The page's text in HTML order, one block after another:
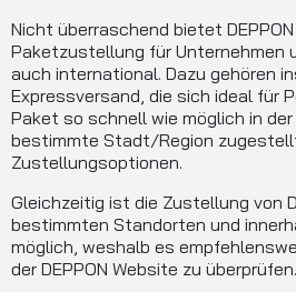
Nicht überraschend bietet
Paketzustellung für Unternehmen
auch international. Dazu gehören
Expressversand, die sich ideal für
Paket so schnell wie möglich in
bestimmte Stadt/Region
Zustellungsoptionen.
Gleichzeitig ist die Zustellung von
bestimmten Standorten und
möglich, weshalb es
der DEPPON Website zu überprüfen.